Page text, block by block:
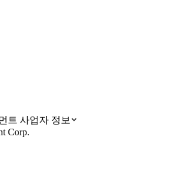
트 사업자 정보
Corp.